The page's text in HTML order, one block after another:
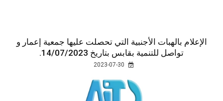
الإعلام بالهبات الأجنبية التي تحصلت عليها جمعية إعمار و
تواصل للتنمية بقابس بتاريخ 14/07/2023.